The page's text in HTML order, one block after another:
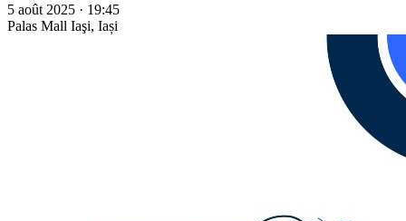
5 août 2025 · 19:45
Palas Mall Iaşi, Iași